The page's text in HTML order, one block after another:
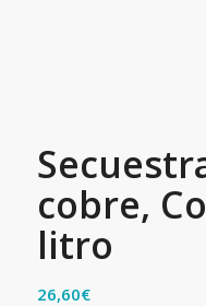
cobre,
litro
26,60€